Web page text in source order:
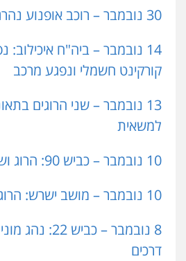
30 נובמבר – רוכב אופנוע נהרג כביש 38
14 נובמבר – ביה"ח
קורקינט חשמלי ונפגע מרכב
13 נובמבר – שני הרוגים
למשאית
10 נובמבר – כביש 90: הרוג ושני פצועים
10 נובמבר – מושב ישרש: הרוג בתאונת אופנוע
8 נובמבר –
דרכים